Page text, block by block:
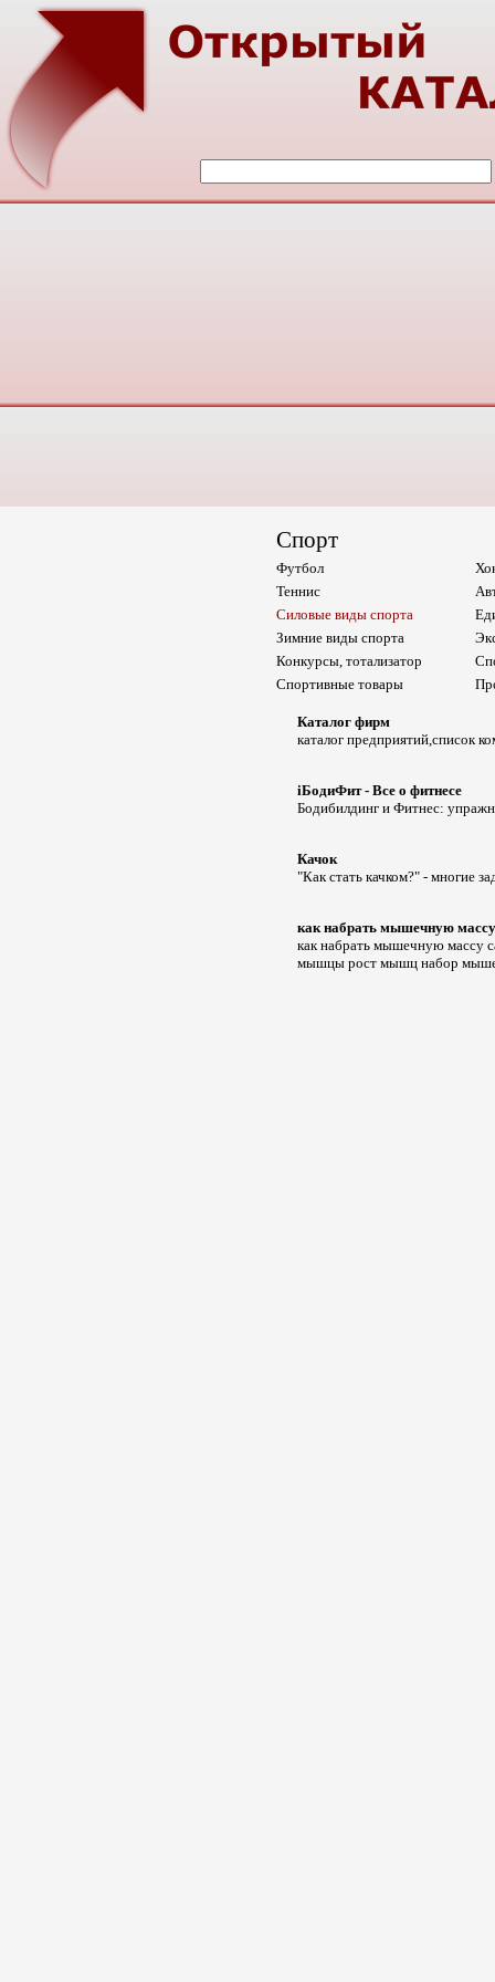
Спорт
Футбол
Теннис
Силовые виды спорта
Зимние виды спорта
Конкурсы, тотализатор
Спортивные товары
Каталог фирм
каталог предприятий,список
iБодиФит - Все о фитнесе
Бодибилдинг и Фитнес:
Качок
"Как стать качком?" - многие
как набрать мышечную массу
как набрать мышечную массу
мышцы рост мышц набор